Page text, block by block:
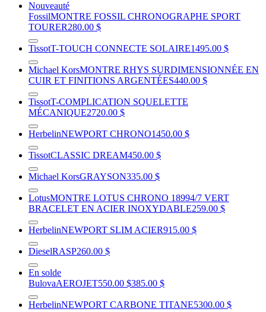
Nouveauté
FossilMONTRE FOSSIL CHRONOGRAPHE SPORT
TOURER280.00 $
TissotT-TOUCH CONNECTE SOLAIRE1495.00 $
Michael KorsMONTRE RHYS SURDIMENSIONNÉE EN
CUIR ET FINITIONS ARGENTÉES440.00 $
TissotT-COMPLICATION SQUELETTE
MÉCANIQUE2720.00 $
HerbelinNEWPORT CHRONO1450.00 $
TissotCLASSIC DREAM450.00 $
Michael KorsGRAYSON335.00 $
LotusMONTRE LOTUS CHRONO 18994/7 VERT
BRACELET EN ACIER INOXYDABLE259.00 $
HerbelinNEWPORT SLIM ACIER915.00 $
DieselRASP260.00 $
En solde
BulovaAEROJET550.00 $385.00 $
HerbelinNEWPORT CARBONE TITANE5300.00 $